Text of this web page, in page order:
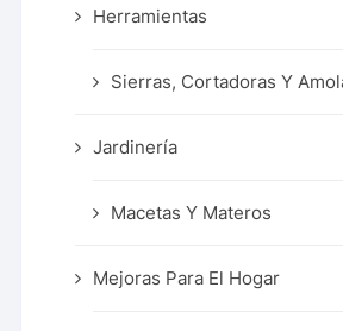
Herramientas
Sierras, Cortadoras Y
Jardinería
Macetas Y Materos
Mejoras Para El Hogar